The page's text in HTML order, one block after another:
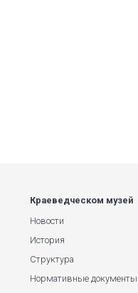
Краеведческом музей
Новости
История
Структура
Нормативные документы